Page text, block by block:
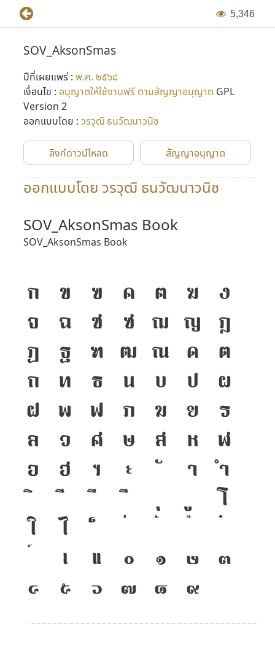
5,346
SOV_AksonSmas
ปีที่เผยแพร่ : พ.ศ. ๒๕๖๘
เงื่อนไข : อนุญาตให้ใช้งานฟรี ตามสัญญาอนุญาต GPL
Version 2
ออกแบบโดย : วรวุฒิ ธนวัฒนาวนิช
ลิงก์ดาวน์โหลด สัญญาอนุญาต
ออกแบบโดย วรวุฒิ ธนวัฒนาวนิช
SOV_AksonSmas Book
SOV_AksonSmas Book
ก ข ฃ ค ฅ ฆ ง
จ ฉ ช ซ ฌ ญ ฎ
ฏ ฐ ฑ ฒ ณ ด ต
ถ ท ธ น บ ป ผ
ฝ พ ฟ ภ ม ย ร
ล ว ศ ษ ส ห ฬ
อ ฮ ฯ ะ า ำ
โ
ใ ไ
เ แ ๐ ๑ ๒ ๓
๔ ๕ ๖ ๗ ๘ ๙